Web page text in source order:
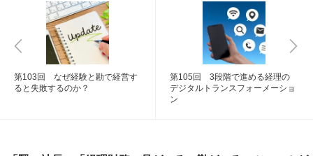
第103回 なぜ経験と勘で経営す
ると失敗するのか？
第105回 3段階で進める経理の
デジタルトランスフォーメーショ
ン